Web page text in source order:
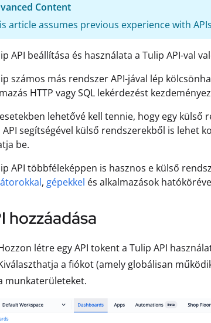
Content
article assumes previous experience with
API beállítása és használata a Tulip API-val
számos más rendszer API-jával lép
HTTP vagy SQL lekérdezést
lehetővé kell tennie, hogy egy külső
API segítségével külső rendszerekből is lehet
be.
API többféleképpen is hasznos e külső
, gépekkel és alkalmazások
hozzáadása
létre egy API tokent a Tulip API
a fiókot (amely globálisan
munkaterületeket.